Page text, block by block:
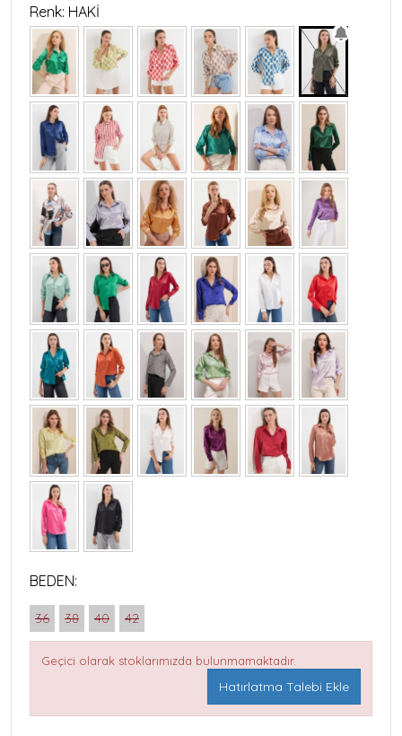
Renk: HAKİ
BEDEN:
36 38 40 42
Geçici olarak stoklarımızda bulunmamaktadır.
Hatırlatma Talebi Ekle